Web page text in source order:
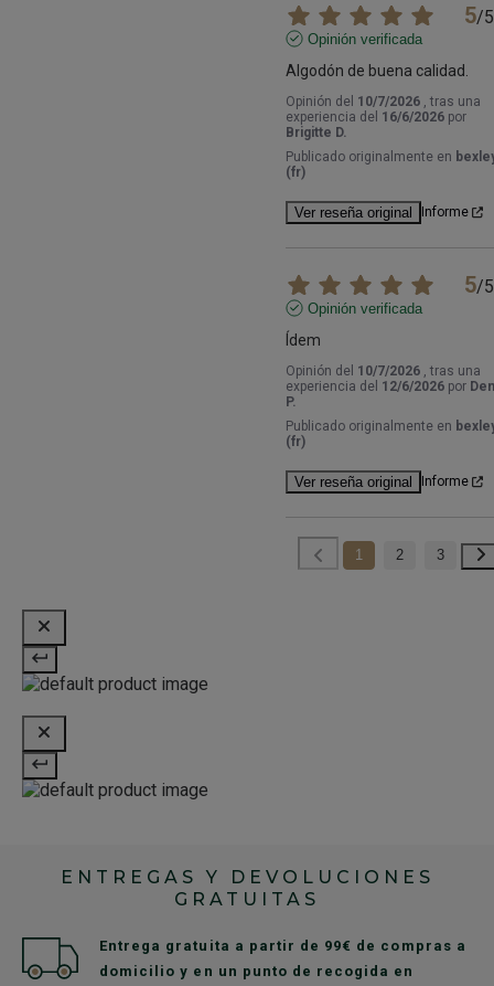
5/5
Opinión verificada
Algodón de buena calidad.
Opinión del 10/7/2026 , tras una
experiencia del 16/6/2026 por
Brigitte D.
Publicado originalmente en
(fr)
Ver reseña original Informe
5/5
Opinión verificada
Ídem
Opinión del 10/7/2026 , tras una
experiencia del 12/6/2026 por
P.
Publicado originalmente en
(fr)
Ver reseña original Informe
1 2 3
ENTREGAS Y DEVOLUCIONES
GRATUITAS
Entrega gratuita a partir de 99€ de compras a
domicilio y en un punto de recogida en